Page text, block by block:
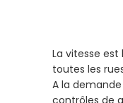
La vitesse
toutes les
A la
contrôles de